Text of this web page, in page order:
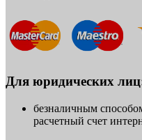
Для юридических
безналичным
расчетный счет